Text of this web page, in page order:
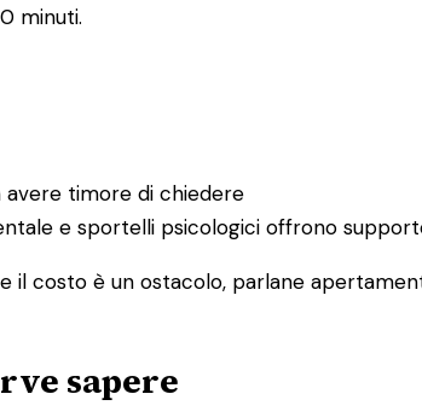
minuti.
timore di chiedere
e sportelli psicologici offrono
il costo è un ostacolo, parlane
sapere